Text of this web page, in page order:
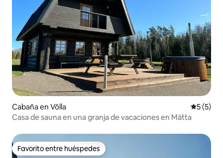
Cabaña en Võlla
5 (5)
Casa de sauna en una granja de vacaciones en Mätta
Favorito entre huéspedes
Favorito entre huéspedes